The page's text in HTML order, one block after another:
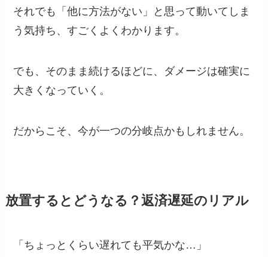
それでも「他に方法がない」と思って動いてしま
う気持ち、すごくよくわかります。
でも、そのまま続けるほどに、ダメージは確実に
大きくなっていく。
だからこそ、今が一つの分岐点かもしれません。
放置するとどうなる？返済遅延のリアル
「ちょっとくらい遅れても平気かな…」